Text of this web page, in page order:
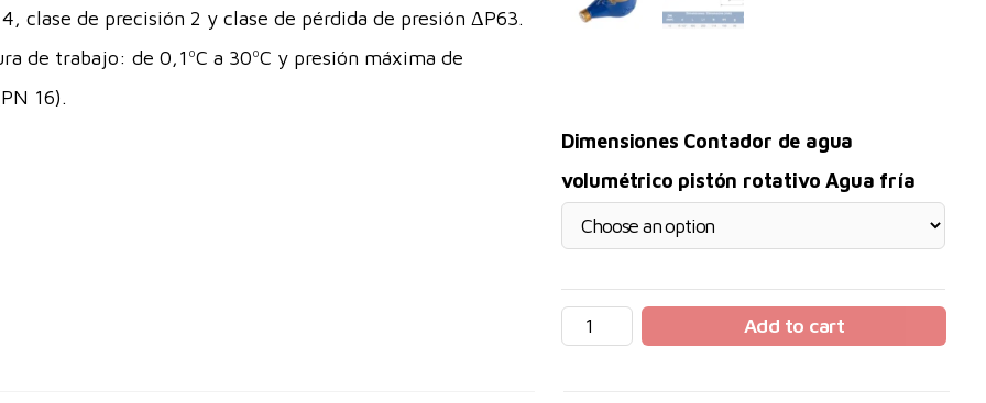
clase de precisión 2 y clase de pérdida de presión ΔP63.
de trabajo: de 0,1ºC a 30ºC y presión máxima de
16).
Dimensiones Contador de agua
volumétrico pistón rotativo Agua fría
Add to cart